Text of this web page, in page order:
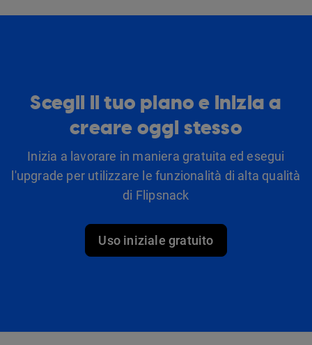
Scegli il tuo piano e inizia a
creare oggi stesso
Inizia a lavorare in maniera gratuita ed esegui
l'upgrade per utilizzare le funzionalità di alta qualità
di Flipsnack
Uso iniziale gratuito